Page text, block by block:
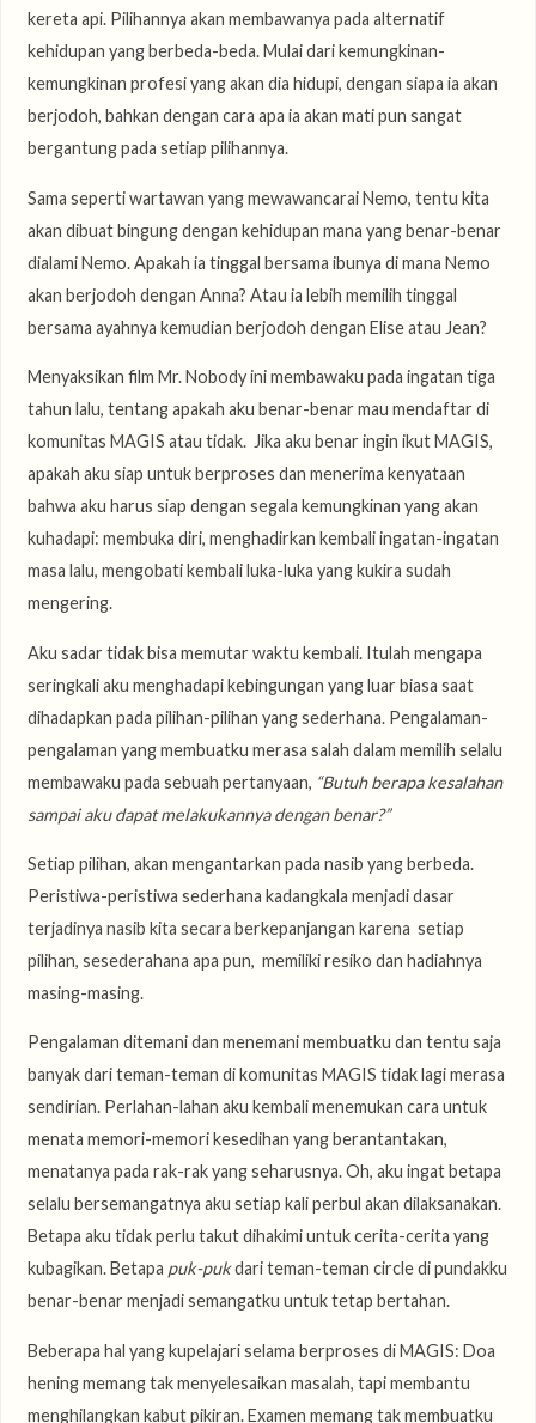
kereta api. Pilihannya akan membawanya pada alternatif
kehidupan yang berbeda-beda. Mulai dari kemungkinan-
kemungkinan profesi yang akan dia hidupi, dengan siapa ia akan
berjodoh, bahkan dengan cara apa ia akan mati pun sangat
bergantung pada setiap pilihannya.
Sama seperti wartawan yang mewawancarai Nemo, tentu kita
akan dibuat bingung dengan kehidupan mana yang benar-benar
dialami Nemo. Apakah ia tinggal bersama ibunya di mana Nemo
akan berjodoh dengan Anna? Atau ia lebih memilih tinggal
bersama ayahnya kemudian berjodoh dengan Elise atau Jean?
Menyaksikan film Mr. Nobody ini membawaku pada ingatan tiga
tahun lalu, tentang apakah aku benar-benar mau mendaftar di
komunitas MAGIS atau tidak. Jika aku benar ingin ikut MAGIS,
apakah aku siap untuk berproses dan menerima kenyataan
bahwa aku harus siap dengan segala kemungkinan yang akan
kuhadapi: membuka diri, menghadirkan kembali ingatan-ingatan
masa lalu, mengobati kembali luka-luka yang kukira sudah
mengering.
Aku sadar tidak bisa memutar waktu kembali. Itulah mengapa
seringkali aku menghadapi kebingungan yang luar biasa saat
dihadapkan pada pilihan-pilihan yang sederhana. Pengalaman-
pengalaman yang membuatku merasa salah dalam memilih selalu
membawaku pada sebuah pertanyaan, “Butuh berapa kesalahan
sampai aku dapat melakukannya dengan benar?”
Setiap pilihan, akan mengantarkan pada nasib yang berbeda.
Peristiwa-peristiwa sederhana kadangkala menjadi dasar
terjadinya nasib kita secara berkepanjangan karena setiap
pilihan, sesederahana apa pun, memiliki resiko dan hadiahnya
masing-masing.
Pengalaman ditemani dan menemani membuatku dan tentu saja
banyak dari teman-teman di komunitas MAGIS tidak lagi merasa
sendirian. Perlahan-lahan aku kembali menemukan cara untuk
menata memori-memori kesedihan yang berantantakan,
menatanya pada rak-rak yang seharusnya. Oh, aku ingat betapa
selalu bersemangatnya aku setiap kali perbul akan dilaksanakan.
Betapa aku tidak perlu takut dihakimi untuk cerita-cerita yang
kubagikan. Betapa puk-pukdari teman-teman circle di pundakku
benar-benar menjadi semangatku untuk tetap bertahan.
Beberapa hal yang kupelajari selama berproses di MAGIS: Doa
hening memang tak menyelesaikan masalah, tapi membantu
menghilangkan kabut pikiran. Examen memang tak membuatku